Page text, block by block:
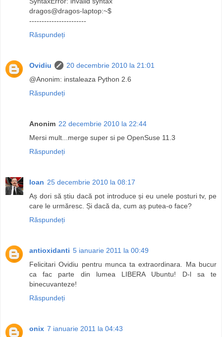
dragos@dragos-laptop:~$
-----------------------
Răspundeți
Ovidiu
20 decembrie 2010 la 21:01
@Anonim: instaleaza Python 2.6
Răspundeți
Anonim 22 decembrie 2010 la 22:44
Mersi mult...merge super si pe OpenSuse 11.3
Răspundeți
Ioan 25 decembrie 2010 la 08:17
Aș dori să știu dacă pot introduce și eu unele posturi tv, pe
care le urmăresc. Și dacă da, cum aș putea-o face?
Răspundeți
antioxidanti 5 ianuarie 2011 la 00:49
Felicitari Ovidiu pentru munca ta extraordinara. Ma bucur
ca fac parte din lumea LIBERA Ubuntu! D-l sa te
binecuvanteze!
Răspundeți
onix 7 ianuarie 2011 la 04:43